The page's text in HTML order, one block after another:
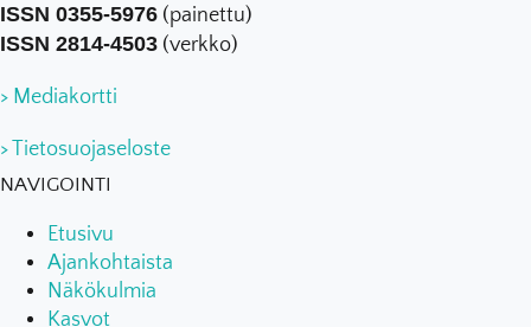
ISSN 0355-5976 (painettu)
ISSN 2814-4503 (verkko)
> Mediakortti
> Tietosuojaseloste
NAVIGOINTI
Etusivu
Ajankohtaista
Näkökulmia
Kasvot